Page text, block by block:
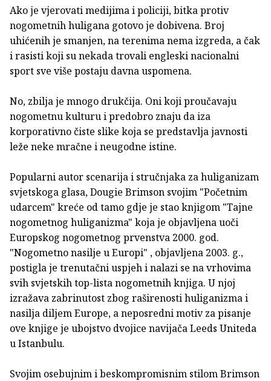
Ako je vjerovati medijima i policiji, bitka protiv
nogometnih huligana gotovo je dobivena. Broj
uhićenih je smanjen, na terenima nema izgreda, a čak
i rasisti koji su nekada trovali engleski nacionalni
sport sve više postaju davna uspomena.
No, zbilja je mnogo drukčija. Oni koji proučavaju
nogometnu kulturu i predobro znaju da iza
korporativno čiste slike koja se predstavlja javnosti
leže neke mračne i neugodne istine.
Popularni autor scenarija i stručnjaka za huliganizam
svjetskoga glasa, Dougie Brimson svojim "Početnim
udarcem" kreće od tamo gdje je stao knjigom "Tajne
nogometnog huliganizma" koja je objavljena uoči
Europskog nogometnog prvenstva 2000. god.
"Nogometno nasilje u Europi" , objavljena 2003. g.,
postigla je trenutačni uspjeh i nalazi se na vrhovima
svih svjetskih top-lista nogometnih knjiga. U njoj
izražava zabrinutost zbog raširenosti huliganizma i
nasilja diljem Europe, a neposredni motiv za pisanje
ove knjige je ubojstvo dvojice navijača Leeds Uniteda
u Istanbulu.
Svojim osebujnim i beskompromisnim stilom Brimson